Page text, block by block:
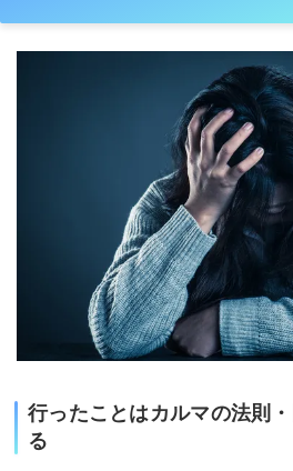
行ったことはカルマの法則
る